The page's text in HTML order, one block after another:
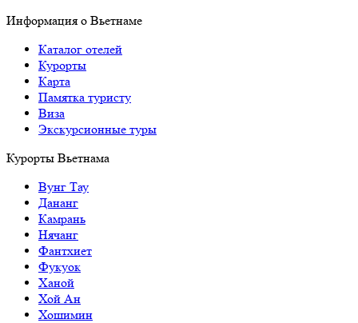
Информация о Вьетнаме
Каталог отелей
Курорты
Карта
Памятка туристу
Виза
Экскурсионные туры
Курорты Вьетнама
Вунг Тау
Дананг
Камрань
Нячанг
Фантхиет
Фукуок
Ханой
Хой Ан
Хошимин